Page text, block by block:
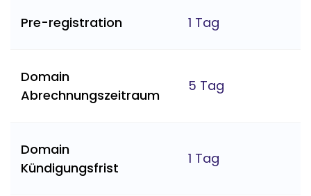
Pre-registration 1 Tag
Domain
Abrechnungszeitraum
5 Tag
Domain
Kündigungsfrist
1 Tag